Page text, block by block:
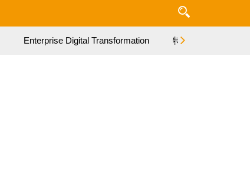
Enterprise Digital Transformation 特集